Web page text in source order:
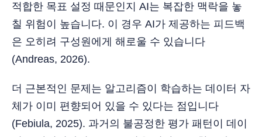
적합한 목표 설정 때문인지 AI는 복잡한 맥락을 놓
칠 위험이 높습니다. 이 경우 AI가 제공하는 피드백
은 오히려 구성원에게 해로울 수 있습니다
(Andreas, 2026).
더 근본적인 문제는 알고리즘이 학습하는 데이터 자
체가 이미 편향되어 있을 수 있다는 점입니다
(Febiula, 2025). 과거의 불공정한 평가 패턴이 데이